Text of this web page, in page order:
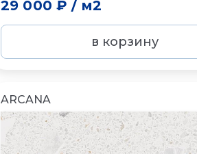
29 000 ₽ / м2
в корзину
ARCANA